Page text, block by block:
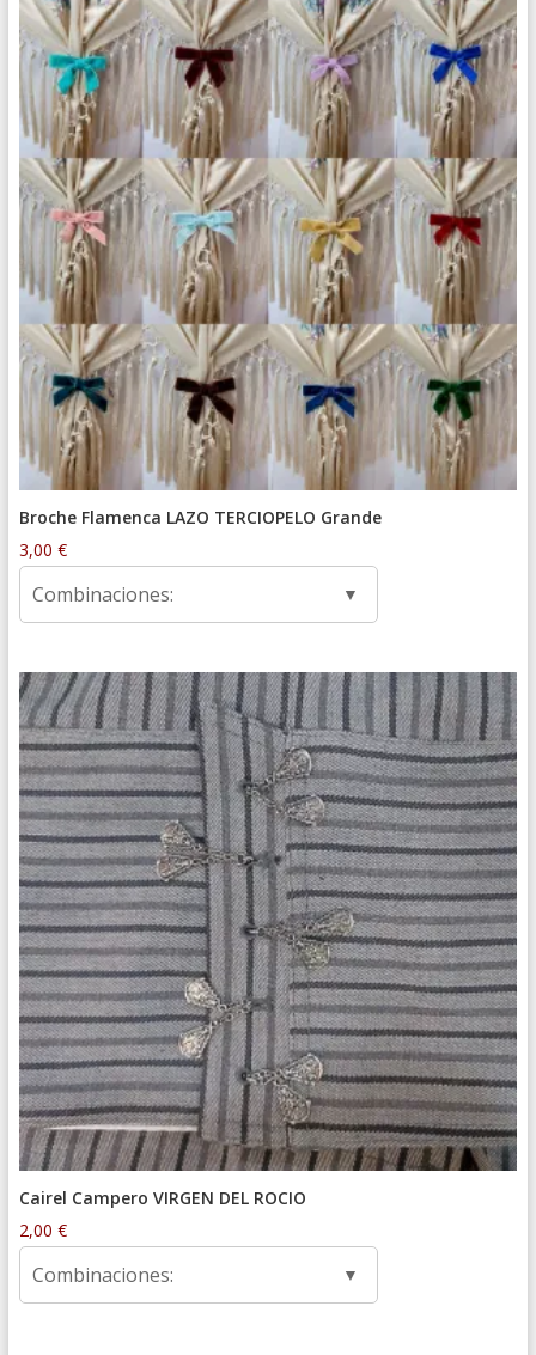
Broche Flamenca LAZO TERCIOPELO Grande
3,00 €
Combinaciones:
Cairel Campero VIRGEN DEL ROCIO
2,00 €
Combinaciones: